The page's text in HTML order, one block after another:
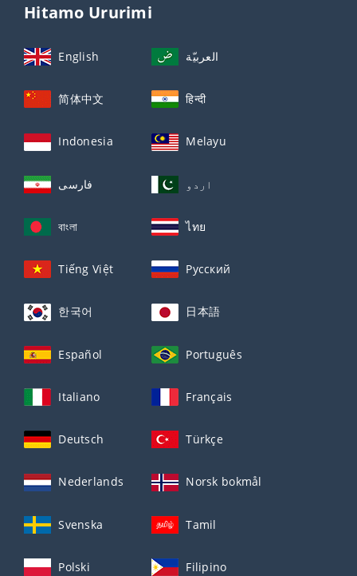
Hitamo Ururimi
English العربيّة
简体中文 हिन्दी
Indonesia Melayu
فارسی اردو
বাংলা ไทย
Tiếng Việt Русский
한국어 日本語
Español Português
Italiano Français
Deutsch Türkçe
Nederlands Norsk bokmål
Svenska Tamil
Polski Filipino